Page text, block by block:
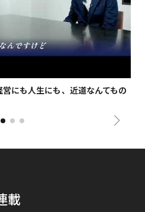
営にも人生にも、近道なんてもの
載